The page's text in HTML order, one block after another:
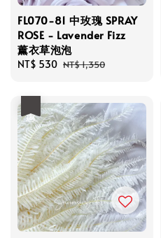
FL070-81 中玫瑰 SPRAY
ROSE - Lavender Fizz
薰衣草泡泡
Sale
NT$ 530 Regular
NT$ 1,350